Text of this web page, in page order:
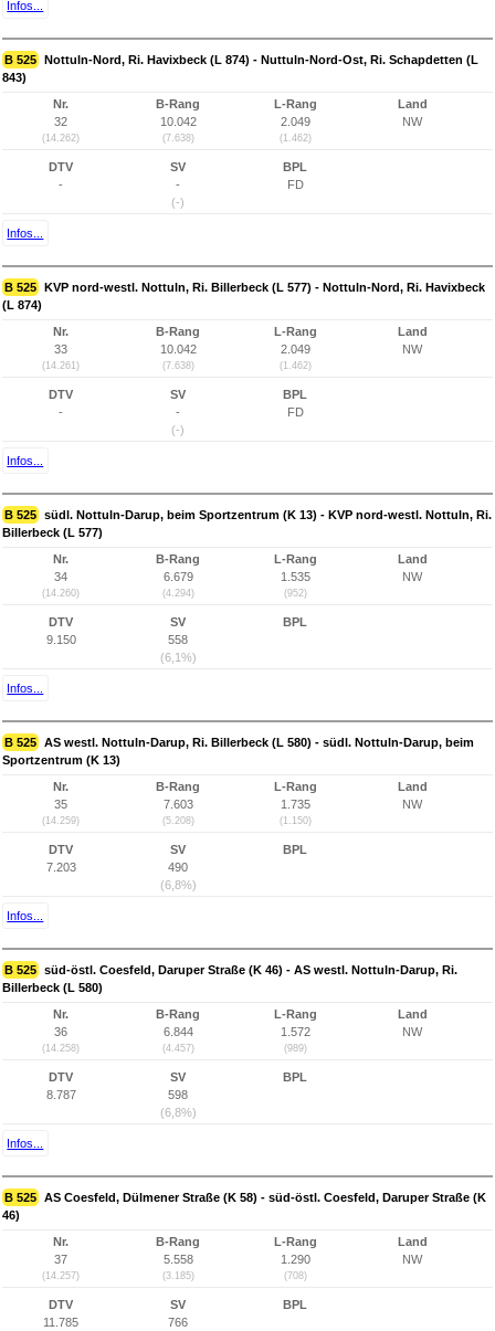
Infos...
B 525 Nottuln-Nord, Ri. Havixbeck (L 874) - Nuttuln-Nord-Ost, Ri. Schapdetten (L
843)
Nr.
32
(14.262)
B-Rang
10.042
(7.638)
L-Rang
2.049
(1.462)
Land
NW
DTV
-
SV
-
(-)
BPL
FD
Infos...
B 525 KVP nord-westl. Nottuln, Ri. Billerbeck (L 577) - Nottuln-Nord, Ri. Havixbeck
(L 874)
Nr.
33
(14.261)
B-Rang
10.042
(7.638)
L-Rang
2.049
(1.462)
Land
NW
DTV
-
SV
-
(-)
BPL
FD
Infos...
B 525 südl. Nottuln-Darup, beim Sportzentrum (K 13) - KVP nord-westl. Nottuln, Ri.
Billerbeck (L 577)
Nr.
34
(14.260)
B-Rang
6.679
(4.294)
L-Rang
1.535
(952)
Land
NW
DTV
9.150
SV
558
(6,1%)
BPL
Infos...
B 525 AS westl. Nottuln-Darup, Ri. Billerbeck (L 580) - südl. Nottuln-Darup, beim
Sportzentrum (K 13)
Nr.
35
(14.259)
B-Rang
7.603
(5.208)
L-Rang
1.735
(1.150)
Land
NW
DTV
7.203
SV
490
(6,8%)
BPL
Infos...
B 525 süd-östl. Coesfeld, Daruper Straße (K 46) - AS westl. Nottuln-Darup, Ri.
Billerbeck (L 580)
Nr.
36
(14.258)
B-Rang
6.844
(4.457)
L-Rang
1.572
(989)
Land
NW
DTV
8.787
SV
598
(6,8%)
BPL
Infos...
B 525 AS Coesfeld, Dülmener Straße (K 58) - süd-östl. Coesfeld, Daruper Straße (K
46)
Nr.
37
(14.257)
B-Rang
5.558
(3.185)
L-Rang
1.290
(708)
Land
NW
DTV
11.785
SV
766
BPL